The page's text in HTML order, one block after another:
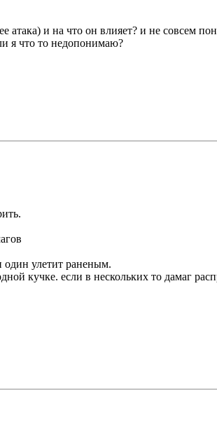
атака) и на что он влияет? и не совсем
я что то недопонимаю?
один улетит раненым.
кучке. если в нескольких то дамаг